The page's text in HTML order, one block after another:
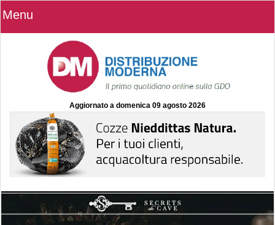
Menu
Aggiornato a domenica 09 agosto 2026